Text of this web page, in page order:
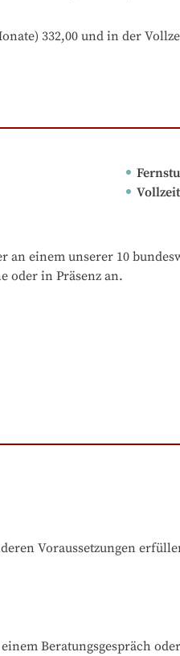
332,00 und in der
an einem unserer 10
oder in Präsenz an.
Voraussetzungen
Beratungsgespräch oder